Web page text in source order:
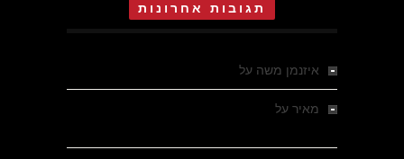
תגובות אחרונות
איזנמן משה על
מאיר על